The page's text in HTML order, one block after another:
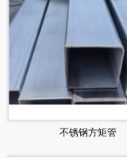
不锈钢方矩管